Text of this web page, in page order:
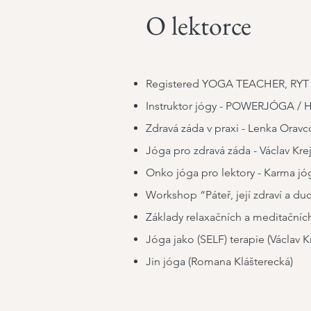
O lektorce
Registered YOGA TEACHER,
Instruktor jógy - POWERJÓGA /
Zdravá záda v praxi - Lenka
Jóga pro zdravá záda - Václav
Onko jóga pro lektory - Karma
Workshop “Páteř, její zdraví a
Základy relaxačních a
Jóga jako (SELF) terapie (Václav
Jin jóga (Romana Klášterecká)